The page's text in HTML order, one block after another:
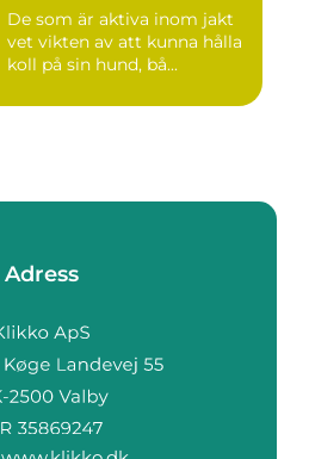
De som är aktiva inom jakt
vet vikten av att kunna hålla
koll på sin hund, bå...
Adress